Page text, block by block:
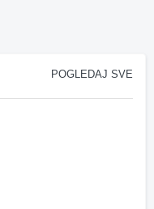
POGLEDAJ SVE